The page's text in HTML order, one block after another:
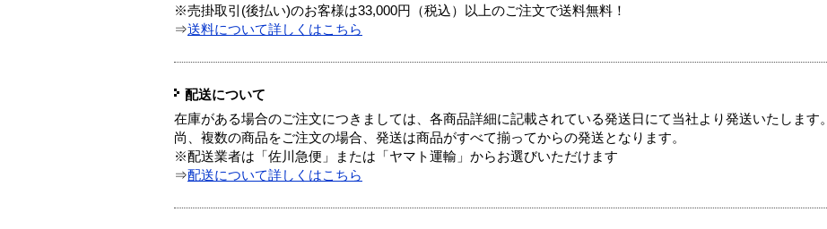
※売掛取引(後払い)のお客様は33,000円（税込）以上のご注文で送料無料！
⇒送料について詳しくはこちら
配送について
在庫がある場合のご注文につきましては、各商品詳細に記載されている発送日にて当社より発送いたします。
尚、複数の商品をご注文の場合、発送は商品がすべて揃ってからの発送となります。
※配送業者は「佐川急便」または「ヤマト運輸」からお選びいただけます
⇒配送について詳しくはこちら